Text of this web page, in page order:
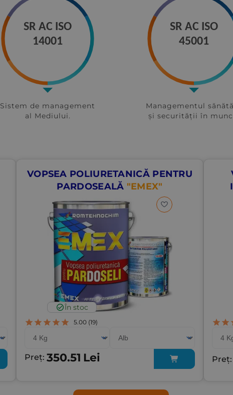
SR AC ISO
14001
Sistem de management
al Mediului.
SR AC ISO
45001
Managementul
și securității în
VOPSEA POLIURETANICĂ PENTRU
PARDOSEALĂ "EMEX"
În stoc
5.00(19)
Preț: 350.51 Lei